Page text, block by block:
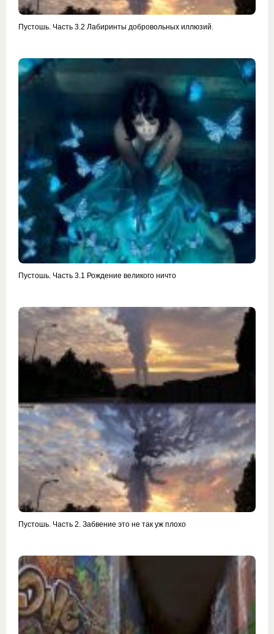
Пустошь. Часть 3.2 Лабиринты добровольных иллюзий.
Пустошь. Часть 3.1 Рождение великого ничто
Пустошь. Часть 2. Забвение это не так уж плохо